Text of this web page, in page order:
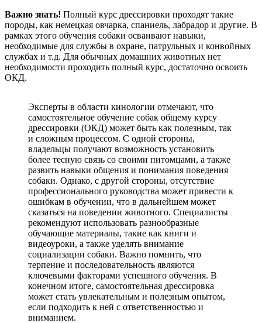
Важно знать! Полный курс дрессировки проходят такие
породы, как немецкая овчарка, спаниель, лабрадор и другие. В
рамках этого обучения собаки осваивают навыки,
необходимые для службы в охране, патрульных и конвойных
службах и т.д. Для обычных домашних животных нет
необходимости проходить полный курс, достаточно освоить
ОКД.
Эксперты в области кинологии отмечают, что
самостоятельное обучение собак общему курсу
дрессировки (ОКД) может быть как полезным, так
и сложным процессом. С одной стороны,
владельцы получают возможность установить
более тесную связь со своими питомцами, а также
развить навыки общения и понимания поведения
собаки. Однако, с другой стороны, отсутствие
профессионального руководства может привести к
ошибкам в обучении, что в дальнейшем может
сказаться на поведении животного. Специалисты
рекомендуют использовать разнообразные
обучающие материалы, такие как книги и
видеоуроки, а также уделять внимание
социализации собаки. Важно помнить, что
терпение и последовательность являются
ключевыми факторами успешного обучения. В
конечном итоге, самостоятельная дрессировка
может стать увлекательным и полезным опытом,
если подходить к ней с ответственностью и
вниманием.